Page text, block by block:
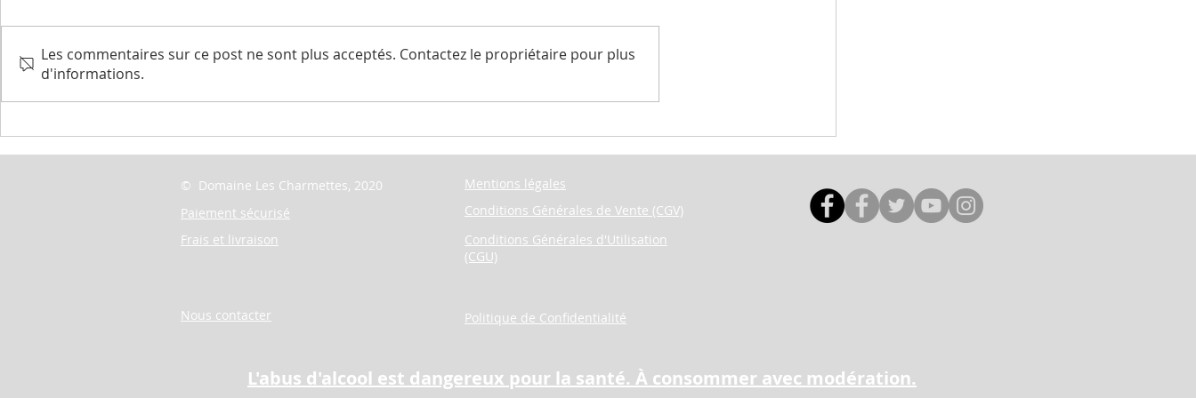
NOUVEAUTE La Magdelaine
Le rosé fait des vagues
Gelées historiques - avril 2021
Les commentaires sur ce post ne sont plus acceptés. Contactez le propriétaire pour plus
d'informations.
© Domaine Les Charmettes, 2020
Paiement sécurisé
Frais et livraison
Nous contacter
Mentions légales
Conditions Générales de Vente (CGV)
Conditions Générales d'Utilisation
(CGU)
Politique de Confidentialité
L'abus d'alcool est dangereux pour la santé. À consommer avec modération.